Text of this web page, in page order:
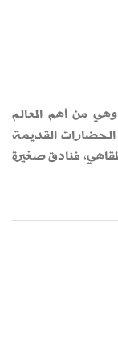
من أهم المعالم
القديمة
فنادق صغيرة